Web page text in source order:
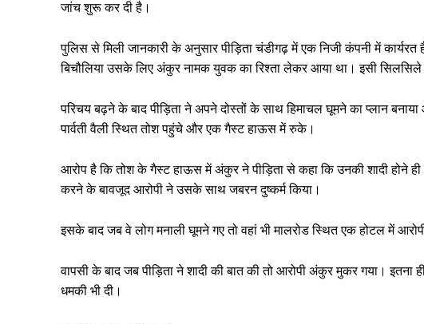
जांच शुरू कर दी है।
पुलिस से मिली जानकारी के अनुसार पीड़िता चंडीगढ़ में एक निजी कंपनी में
बिचौलिया उसके लिए अंकुर नामक युवक का रिश्ता लेकर आया था। इसी सिलसिले
परिचय बढ़ने के बाद पीड़िता ने अपने दोस्तों के साथ हिमाचल घूमने का प्लान
पार्वती वैली स्थित तोश पहुंचे और एक गैस्ट हाऊस में रुके।
आरोप है कि तोश के गैस्ट हाऊस में अंकुर ने पीड़िता से कहा कि उनकी शादी होने
करने के बावजूद आरोपी ने उसके साथ जबरन दुष्कर्म किया।
इसके बाद जब वे लोग मनाली घूमने गए तो वहां भी मालरोड स्थित एक होटल में
वापसी के बाद जब पीड़िता ने शादी की बात की तो आरोपी अंकुर मुकर गया।
धमकी भी दी।